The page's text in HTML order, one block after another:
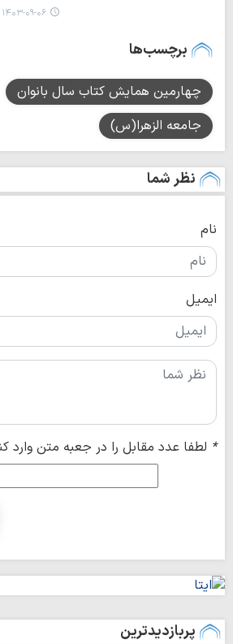
۱۴۰۳-۰۹-۰۶ ۱۲:۴۴
برچسب‌ها
چهارمین همایش کتاب سال بانوان
جامعه الزهرا(س)
نظر شما
نام
ایمیل
* لطفا عدد مقابل را در جعبه متن وارد
پربازدیدترین